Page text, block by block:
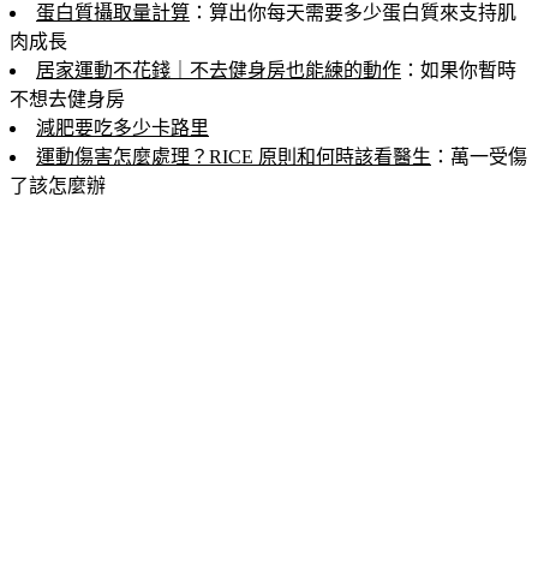
蛋白質攝取量計算 ：算出你每天需要多少蛋白質來支持肌
肉成長
居家運動不花錢｜不去健身房也能練的動作 ：如果你暫時
不想去健身房
減肥要吃多少卡路里
運動傷害怎麼處理？RICE 原則和何時該看醫生 ：萬一受傷
了該怎麼辦